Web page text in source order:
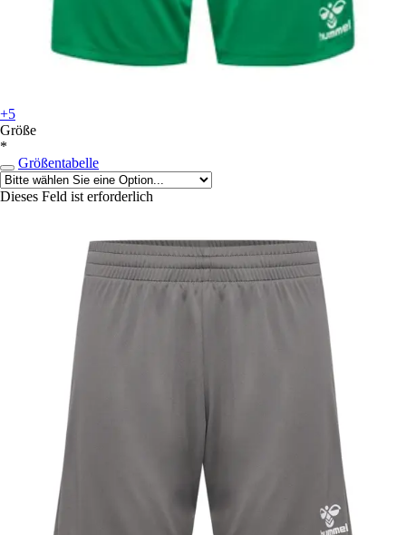
+5
Größe
*
Größentabelle
Dieses Feld ist erforderlich